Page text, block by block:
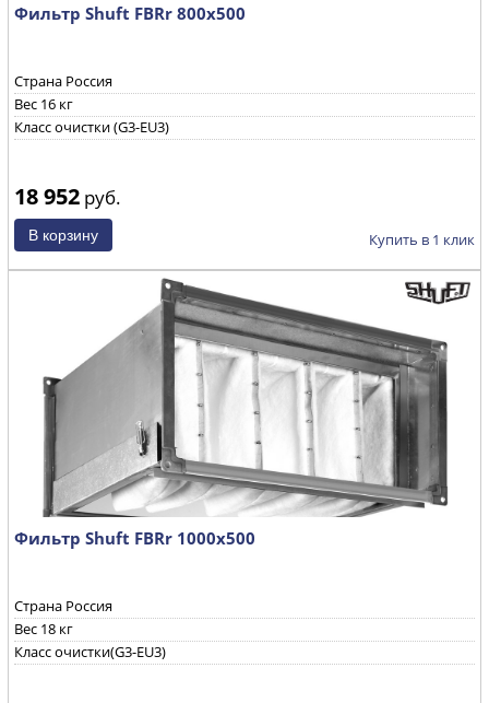
Фильтр Shuft FBRr 800x500
Страна Россия
Вес 16 кг
Класс очистки (G3-EU3)
18 952 руб.
Купить в 1 клик
Фильтр Shuft FBRr 1000x500
Страна Россия
Вес 18 кг
Класс очистки(G3-EU3)